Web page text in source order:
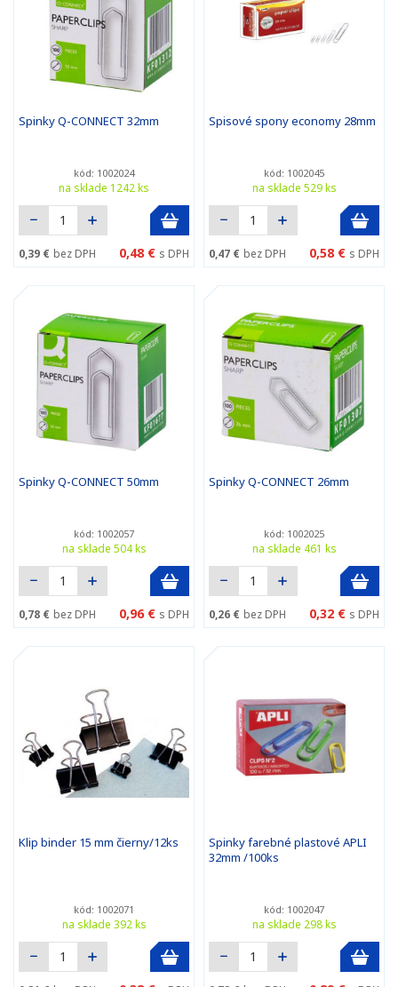
Spinky Q-CONNECT 32mm
kód: 1002024
na sklade 1242 ks
0,39 € bez DPH 0,48 € s DPH
Spisové spony economy 28mm
kód: 1002045
na sklade 529 ks
0,47 € bez DPH 0,58 € s DPH
Spinky Q-CONNECT 50mm
kód: 1002057
na sklade 504 ks
0,78 € bez DPH 0,96 € s DPH
Spinky Q-CONNECT 26mm
kód: 1002025
na sklade 461 ks
0,26 € bez DPH 0,32 € s DPH
Klip binder 15 mm čierny/12ks
kód: 1002071
na sklade 392 ks
Spinky farebné plastové APLI
32mm /100ks
kód: 1002047
na sklade 298 ks